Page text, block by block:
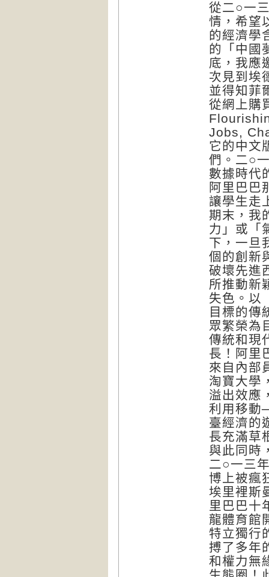
從二○一
情，希望
的經濟學
的「中國
底，我應
次見到埃
並得知菲
從網上購
Jobs,
它的中文
們。二○
數據時代
阿里巴巴
讓學生走
期末，我
力」或「
下，一旦
個的創新
破壞先進
所推動新
失色。以
目標的傳
眾繁榮為
傳統和現
長！阿里
來自內部
淘寶大學
溢出效應
利用移動
臺經濟的
長充滿草
與此同時
二○一三
博上被瘋
埃里裡斯
里巴巴十
龍體育館
特立獨行
搏了多年
和權力無